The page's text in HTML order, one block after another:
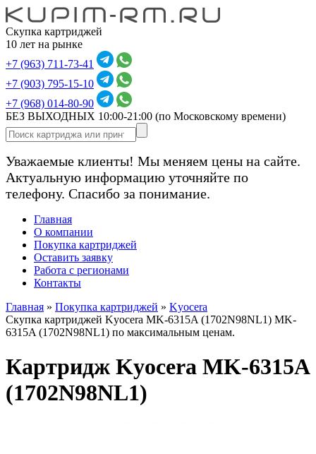
Скупка картриджей
10 лет на рынке
+7 (963) 711-73-41
+7 (903) 795-15-10
+7 (968) 014-80-90
БЕЗ ВЫХОДНЫХ 10:00-21:00 (по Московскому времени)
Уважаемые клиенты! Мы меняем цены на сайте.
Актуальную информацию уточняйте по
телефону. Спасибо за понимание.
Главная
О компании
Покупка картриджей
Оставить заявку
Работа с регионами
Контакты
Главная » Покупка картриджей » Kyocera
Скупка картриджей Kyocera MK-6315A (1702N98NL1) MK-
6315A (1702N98NL1) по максимальным ценам.
Картридж Kyocera MK-6315A
(1702N98NL1)